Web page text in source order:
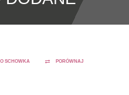
SCHOWKA PORÓWNAJ